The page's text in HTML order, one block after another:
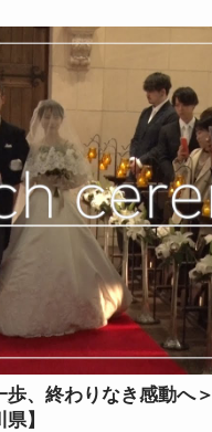
歩、終わりなき感動へ
】